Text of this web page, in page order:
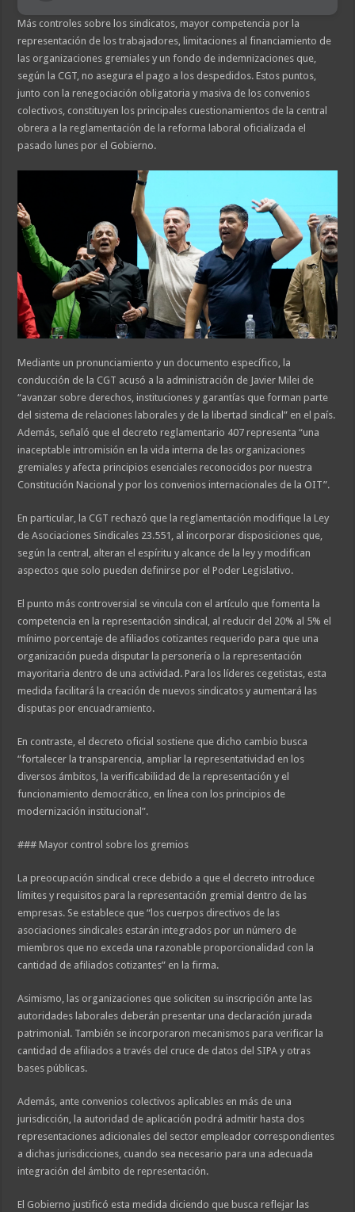
Más controles sobre los sindicatos, mayor competencia por la
representación de los trabajadores, limitaciones al financiamiento de
las organizaciones gremiales y un fondo de indemnizaciones que,
según la CGT, no asegura el pago a los despedidos. Estos puntos,
junto con la renegociación obligatoria y masiva de los convenios
colectivos, constituyen los principales cuestionamientos de la central
obrera a la reglamentación de la reforma laboral oficializada el
pasado lunes por el Gobierno.
Mediante un pronunciamiento y un documento específico, la
conducción de la CGT acusó a la administración de Javier Milei de
“avanzar sobre derechos, instituciones y garantías que forman parte
del sistema de relaciones laborales y de la libertad sindical” en el país.
Además, señaló que el decreto reglamentario 407 representa “una
inaceptable intromisión en la vida interna de las organizaciones
gremiales y afecta principios esenciales reconocidos por nuestra
Constitución Nacional y por los convenios internacionales de la OIT”.
En particular, la CGT rechazó que la reglamentación modifique la Ley
de Asociaciones Sindicales 23.551, al incorporar disposiciones que,
según la central, alteran el espíritu y alcance de la ley y modifican
aspectos que solo pueden definirse por el Poder Legislativo.
El punto más controversial se vincula con el artículo que fomenta la
competencia en la representación sindical, al reducir del 20% al 5% el
mínimo porcentaje de afiliados cotizantes requerido para que una
organización pueda disputar la personería o la representación
mayoritaria dentro de una actividad. Para los líderes cegetistas, esta
medida facilitará la creación de nuevos sindicatos y aumentará las
disputas por encuadramiento.
En contraste, el decreto oficial sostiene que dicho cambio busca
“fortalecer la transparencia, ampliar la representatividad en los
diversos ámbitos, la verificabilidad de la representación y el
funcionamiento democrático, en línea con los principios de
modernización institucional”.
### Mayor control sobre los gremios
La preocupación sindical crece debido a que el decreto introduce
límites y requisitos para la representación gremial dentro de las
empresas. Se establece que “los cuerpos directivos de las
asociaciones sindicales estarán integrados por un número de
miembros que no exceda una razonable proporcionalidad con la
cantidad de afiliados cotizantes” en la firma.
Asimismo, las organizaciones que soliciten su inscripción ante las
autoridades laborales deberán presentar una declaración jurada
patrimonial. También se incorporaron mecanismos para verificar la
cantidad de afiliados a través del cruce de datos del SIPA y otras
bases públicas.
Además, ante convenios colectivos aplicables en más de una
jurisdicción, la autoridad de aplicación podrá admitir hasta dos
representaciones adicionales del sector empleador correspondientes
a dichas jurisdicciones, cuando sea necesario para una adecuada
integración del ámbito de representación.
El Gobierno justificó esta medida diciendo que busca reflejar las